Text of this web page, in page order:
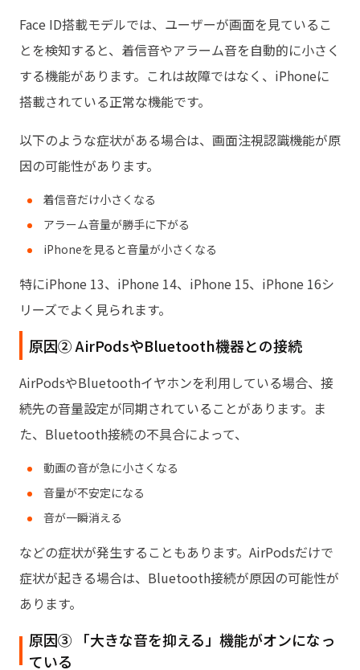
Face ID搭載モデルでは、ユーザーが画面を見ているこ
とを検知すると、着信音やアラーム音を自動的に小さく
する機能があります。これは故障ではなく、iPhoneに
搭載されている正常な機能です。
以下のような症状がある場合は、画面注視認識機能が原
因の可能性があります。
着信音だけ小さくなる
アラーム音量が勝手に下がる
iPhoneを見ると音量が小さくなる
特にiPhone 13、iPhone 14、iPhone 15、iPhone 16シ
リーズでよく見られます。
原因② AirPodsやBluetooth機器との接続
AirPodsやBluetoothイヤホンを利用している場合、接
続先の音量設定が同期されていることがあります。ま
た、Bluetooth接続の不具合によって、
動画の音が急に小さくなる
音量が不安定になる
音が一瞬消える
などの症状が発生することもあります。AirPodsだけで
症状が起きる場合は、Bluetooth接続が原因の可能性が
あります。
原因③ 「大きな音を抑える」機能がオンになっ
ている